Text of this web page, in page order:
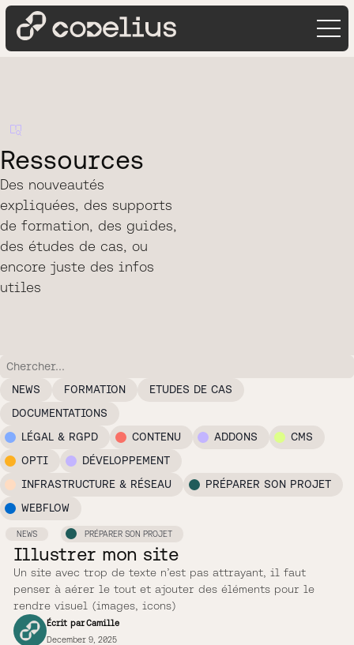
Ressources
Des nouveautés
expliquées, des supports
de formation, des guides,
des études de cas, ou
encore juste des infos
utiles
NEWS FORMATION
ETUDES DE CAS
DOCUMENTATIONS
LÉGAL & RGPD
CONTENU ADDONS
CMS
OPTI
DÉVELOPPEMENT
INFRASTRUCTURE & RÉSEAU
PRÉPARER SON PROJET
WEBFLOW
NEWS PRÉPARER SON PROJET
Illustrer mon site
Un site avec trop de texte n’est pas attrayant, il faut
penser à aérer le tout et ajouter des éléments pour le
rendre visuel (images, icons)
Écrit parCamille
December 9, 2025